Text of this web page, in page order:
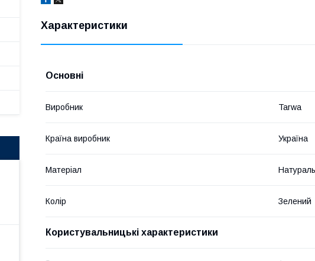
Характеристики
Основні
Виробник Tarwa
Країна виробник Україна
Матеріал
Колір Зелений
Користувальницькі характеристики